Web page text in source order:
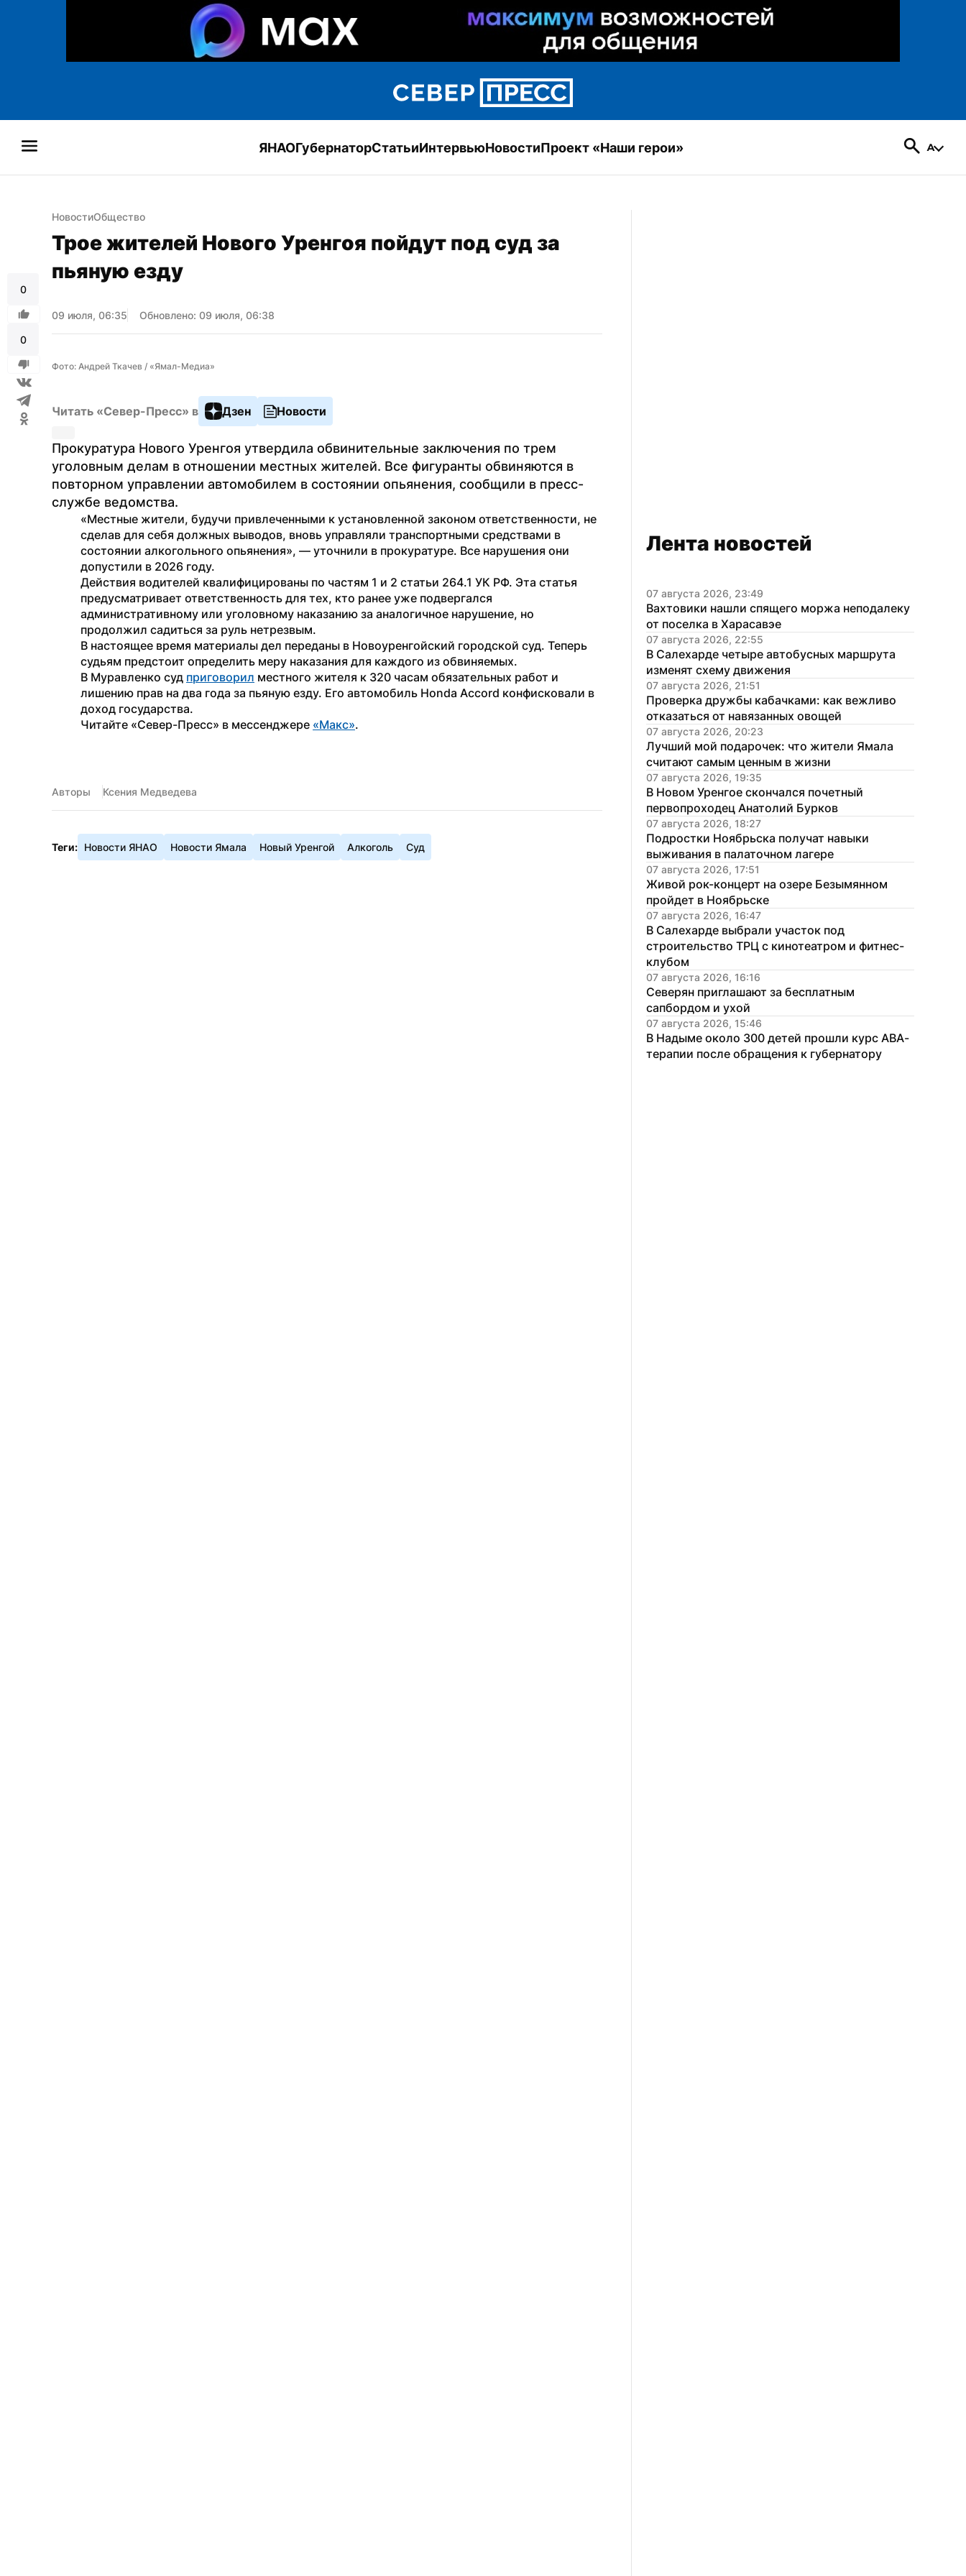
ЯНАОГубернаторСтатьиИнтервьюНовостиПроект «Наши герои»
0
0
НовостиОбщество
Трое жителей Нового Уренгоя пойдут под суд за
пьяную езду
09 июля, 06:35 Обновлено: 09 июля, 06:38
Фото: Андрей Ткачев / «Ямал-Медиа»
Читать «Север-Пресс» в Дзен Новости
Прокуратура Нового Уренгоя утвердила обвинительные заключения по трем
уголовным делам в отношении местных жителей. Все фигуранты обвиняются в
повторном управлении автомобилем в состоянии опьянения, сообщили в пресс-
службе ведомства.
«Местные жители, будучи привлеченными к установленной законом ответственности, не
сделав для себя должных выводов, вновь управляли транспортными средствами в
состоянии алкогольного опьянения», — уточнили в прокуратуре. Все нарушения они
допустили в 2026 году.
Действия водителей квалифицированы по частям 1 и 2 статьи 264.1 УК РФ. Эта статья
предусматривает ответственность для тех, кто ранее уже подвергался
административному или уголовному наказанию за аналогичное нарушение, но
продолжил садиться за руль нетрезвым.
В настоящее время материалы дел переданы в Новоуренгойский городской суд. Теперь
судьям предстоит определить меру наказания для каждого из обвиняемых.
В Муравленко суд приговорил местного жителя к 320 часам обязательных работ и
лишению прав на два года за пьяную езду. Его автомобиль Honda Accord конфисковали в
доход государства.
Читайте «Север-Пресс» в мессенджере «Макс».
Авторы Ксения Медведева
Теги: Новости ЯНАО Новости Ямала Новый Уренгой Алкоголь Суд
Лента новостей
07 августа 2026, 23:49
Вахтовики нашли спящего моржа неподалеку
от поселка в Харасавэе
07 августа 2026, 22:55
В Салехарде четыре автобусных маршрута
изменят схему движения
07 августа 2026, 21:51
Проверка дружбы кабачками: как вежливо
отказаться от навязанных овощей
07 августа 2026, 20:23
Лучший мой подарочек: что жители Ямала
считают самым ценным в жизни
07 августа 2026, 19:35
В Новом Уренгое скончался почетный
первопроходец Анатолий Бурков
07 августа 2026, 18:27
Подростки Ноябрьска получат навыки
выживания в палаточном лагере
07 августа 2026, 17:51
Живой рок-концерт на озере Безымянном
пройдет в Ноябрьске
07 августа 2026, 16:47
В Салехарде выбрали участок под
строительство ТРЦ с кинотеатром и фитнес-
клубом
07 августа 2026, 16:16
Северян приглашают за бесплатным
сапбордом и ухой
07 августа 2026, 15:46
В Надыме около 300 детей прошли курс АВА-
терапии после обращения к губернатору